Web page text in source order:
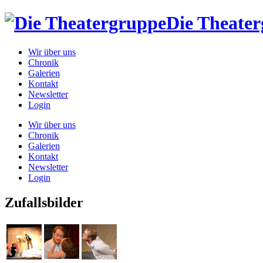
Die
Wir über uns
Chronik
Galerien
Kontakt
Newsletter
Login
Wir über uns
Chronik
Galerien
Kontakt
Newsletter
Login
Zufallsbilder